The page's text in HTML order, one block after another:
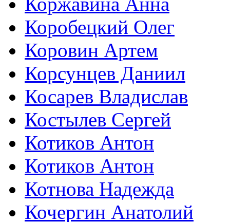
Коробецкий Олег
Коровин Артем
Корсунцев Даниил
Косарев Владислав
Костылев Сергей
Котиков Антон
Котиков Антон
Котнова Надежда
Кочергин Анатолий